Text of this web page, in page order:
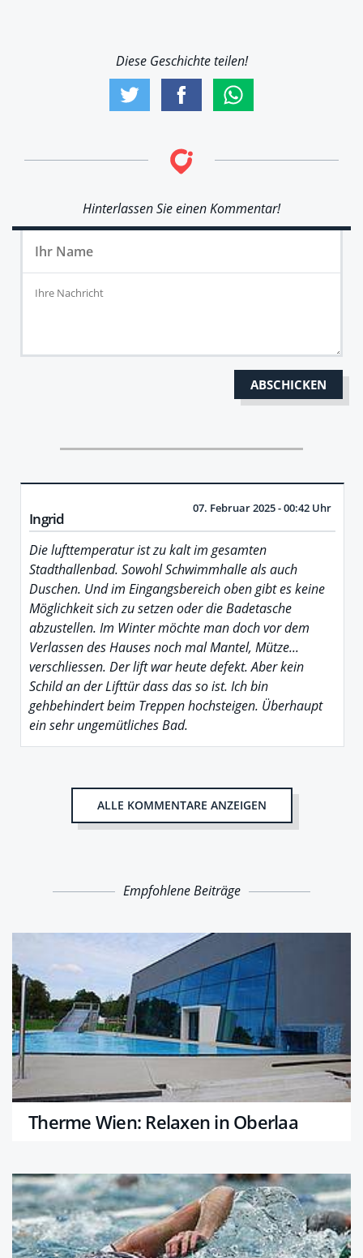
Diese Geschichte teilen!
Hinterlassen Sie einen Kommentar!
Ingrid
07. Februar 2025 - 00:42 Uhr
Die lufttemperatur ist zu kalt im gesamten
Stadthallenbad. Sowohl Schwimmhalle als auch
Duschen. Und im Eingangsbereich oben gibt es keine
Möglichkeit sich zu setzen oder die Badetasche
abzustellen. Im Winter möchte man doch vor dem
Verlassen des Hauses noch mal Mantel, Mütze...
verschliessen. Der lift war heute defekt. Aber kein
Schild an der Lifttür dass das so ist. Ich bin
gehbehindert beim Treppen hochsteigen. Überhaupt
ein sehr ungemütliches Bad.
ALLE KOMMENTARE ANZEIGEN
Empfohlene Beiträge
Therme Wien: Relaxen in Oberlaa